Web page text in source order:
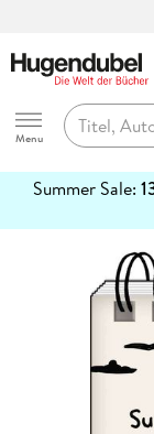
Hugendubel
Menu
Summer Sale:
erfahren